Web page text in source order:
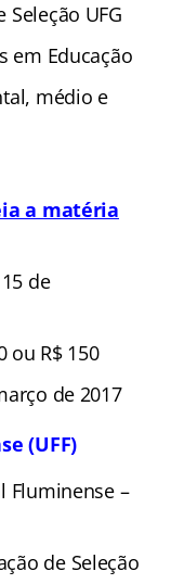
Seleção UFG
em Educação
médio e
a matéria
de
ou R$ 150
de 2017
(UFF)
Fluminense –
de Seleção